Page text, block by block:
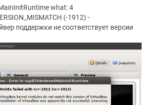
what: 4
(-1912) -
поддержки не соответствует версии